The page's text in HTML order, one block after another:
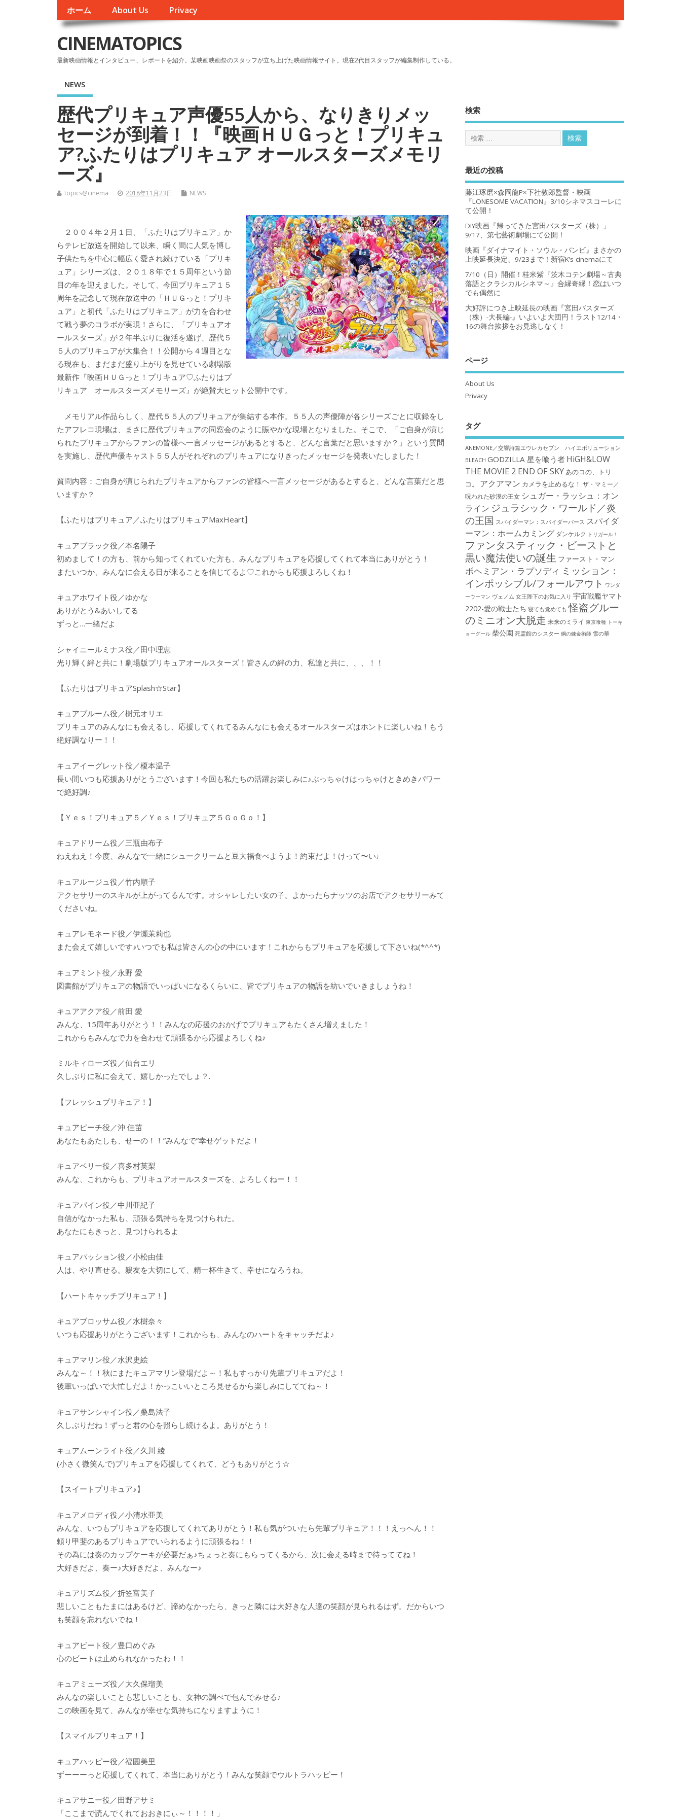
ホーム About Us Privacy
CINEMATOPICS
最新映画情報とインタビュー、レポートを紹介。某映画映画祭のスタッフが立ち上げた映画情報サイト。現在2代目スタッフが編集制作している。
NEWS
歴代プリキュア声優55人から、なりきりメッ
セージが到着！！『映画ＨＵＧっと！プリキュ
ア?ふたりはプリキュア オールスターズメモリ
ーズ』
topics@cinema 2018年11月23日 NEWS
２００４年２月１日、「ふたりはプリキュア」か
らテレビ放送を開始して以来、瞬く間に人気を博し
子供たちを中心に幅広く愛され続けている「プリキ
ュア」シリーズは、２０１８年で１５周年という節
目の年を迎えました。そして、今回プリキュア１５
周年を記念して現在放送中の「ＨＵＧっと！プリキ
ュア」と初代「ふたりはプリキュア」が力を合わせ
て戦う夢のコラボが実現！さらに、「プリキュアオ
ールスターズ」が２年半ぶりに復活を遂げ、歴代５
５人のプリキュアが大集合！！公開から４週目とな
る現在も、まだまだ盛り上がりを見せている劇場版
最新作『映画ＨＵＧっと！プリキュア♡ふたりはプ
リキュア オールスターズメモリーズ』が絶賛大ヒット公開中です。
メモリアル作品らしく、歴代５５人のプリキュアが集結する本作。５５人の声優陣が各シリーズごとに収録をし
たアフレコ現場は、まさに歴代プリキュアの同窓会のように賑やかな現場となりました。そこで、「ご自身が演じ
られたプリキュアからファンの皆様へ一言メッセージがあるとすると、どんな言葉だと思いますか？」という質問
を実施し、歴代声優キャスト５５人がそれぞれのプリキュアになりきったメッセージを発表いたしました！
質問内容：ご自身が演じられたプリキュアからファンの皆様へ一言メッセージがあるとすると、どんな言葉だと思
いますか？
【ふたりはプリキュア／ふたりはプリキュアMaxHeart】
キュアブラック役／本名陽子
初めまして！の方も、前から知ってくれていた方も、みんなプリキュアを応援してくれて本当にありがとう！
またいつか、みんなに会える日が来ることを信じてるよ♡これからも応援よろしくね！
キュアホワイト役／ゆかな
ありがとう&あいしてる
ずっと…一緒だよ
シャイニールミナス役／田中理恵
光り輝く絆と共に！劇場版プリキュアオールスターズ！皆さんの絆の力、私達と共に、、、！！
【ふたりはプリキュアSplash☆Star】
キュアブルーム役／樹元オリエ
プリキュアのみんなにも会えるし、応援してくれてるみんなにも会えるオールスターズはホントに楽しいね！もう
絶好調なりー！！
キュアイーグレット役／榎本温子
長い間いつも応援ありがとうございます！今回も私たちの活躍お楽しみに♪ぶっちゃけはっちゃけときめきパワー
で絶好調♪
【Ｙｅｓ！プリキュア５／Ｙｅｓ！プリキュア５ＧｏＧｏ！】
キュアドリーム役／三瓶由布子
ねえねえ！今度、みんなで一緒にシュークリームと豆大福食べようよ！約束だよ！けって〜い♩
キュアルージュ役／竹内順子
アクセサリーのスキルが上がってるんです。オシャレしたい女の子。よかったらナッツのお店でアクセサリーみて
くださいね。
キュアレモネード役／伊瀬茉莉也
また会えて嬉しいです♪いつでも私は皆さんの心の中にいます！これからもプリキュアを応援して下さいね(*^^*)
キュアミント役／永野 愛
図書館がプリキュアの物語でいっぱいになるくらいに、皆でプリキュアの物語を紡いでいきましょうね！
キュアアクア役／前田 愛
みんな、15周年ありがとう！！みんなの応援のおかげでプリキュアもたくさん増えました！
これからもみんなで力を合わせて頑張るから応援よろしくね♪
ミルキィローズ役／仙台エリ
久しぶりに私に会えて、嬉しかったでしょ？.
【フレッシュプリキュア！】
キュアピーチ役／沖 佳苗
あなたもあたしも、せーの！！”みんなで”幸せゲットだよ！
キュアベリー役／喜多村英梨
みんな、これからも、プリキュアオールスターズを、よろしくねー！！
キュアパイン役／中川亜紀子
自信がなかった私も、頑張る気持ちを見つけられた。
あなたにもきっと、見つけられるよ
キュアパッション役／小松由佳
人は、やり直せる。親友を大切にして、精一杯生きて、幸せになろうね。
【ハートキャッチプリキュア！】
キュアブロッサム役／水樹奈々
いつも応援ありがとうございます！これからも、みんなのハートをキャッチだよ♪
キュアマリン役／水沢史絵
みんな～！！秋にまたキュアマリン登場だよ～！私もすっかり先輩プリキュアだよ！
後輩いっぱいで大忙しだよ！かっこいいところ見せるから楽しみにしててね～！
キュアサンシャイン役／桑島法子
久しぶりだね！ずっと君の心を照らし続けるよ。ありがとう！
キュアムーンライト役／久川 綾
(小さく微笑んで)プリキュアを応援してくれて、どうもありがとう☆
【スイートプリキュア♪】
キュアメロディ役／小清水亜美
みんな、いつもプリキュアを応援してくれてありがとう！私も気がついたら先輩プリキュア！！！えっへん！！
頼り甲斐のあるプリキュアでいられるように頑張るね！！
その為には奏のカップケーキが必要だぁ♪ちょっと奏にもらってくるから、次に会える時まで待っててね！
大好きだよ、奏ー♪大好きだよ、みんなー♪
キュアリズム役／折笠富美子
悲しいこともたまにはあるけど、諦めなかったら、きっと隣には大好きな人達の笑顔が見られるはず。だからいつ
も笑顔を忘れないでね！
キュアビート役／豊口めぐみ
心のビートは止められなかったわ！！
キュアミューズ役／大久保瑠美
みんなの楽しいことも悲しいことも、女神の調べで包んでみせる♪
この映画を見て、みんなが幸せな気持ちになりますように！
【スマイルプリキュア！】
キュアハッピー役／福圓美里
ずーーーっと応援してくれて、本当にありがとう！みんな笑顔でウルトラハッピー！
キュアサニー役／田野アサミ
「ここまで読んでくれておおきにぃ～！！！！」
検索
最近の投稿
藤江琢磨×森岡龍P×下社敦郎監督・映画
『LONESOME VACATION』3/10シネマスコーレに
て公開！
DIY映画『帰ってきた宮田バスターズ（株）」
9/17、第七藝術劇場にて公開！
映画『ダイナマイト・ソウル・バンビ』まさかの
上映延長決定、9/23まで！新宿K’s cinemaにて
7/10（日）開催！桂米紫『茨木コテン劇場～古典
落語とクラシカルシネマ～』合縁奇縁！恋はいつ
でも偶然に
大好評につき上映延長の映画『宮田バスターズ
（株）-大長編-』いよいよ大団円！ラスト12/14・
16の舞台挨拶をお見逃しなく！
ページ
About Us
Privacy
タグ
ANEMONE／交響詩篇エウレカセブン ハイエボリューション
BLEACH GODZILLA 星を喰う者 HiGH&LOW
THE MOVIE 2 END OF SKY あのコの、トリ
コ。
アクアマン カメラを止めるな！ ザ・マミー／
呪われた砂漠の王女 シュガー・ラッシュ：オン
ライン ジュラシック・ワールド／炎
の王国 スパイダーマン：スパイダーバース スパイダ
ーマン：ホームカミング ダンケルク トリガール！
ファンタスティック・ビーストと
黒い魔法使いの誕生 ファースト・マン
ボヘミアン・ラプソディ ミッション：
インポッシブル/フォールアウト ワンダ
ーウーマン ヴェノム 女王陛下のお気に入り 宇宙戦艦ヤマト
2202-愛の戦士たち 寝ても覚めても 怪盗グルー
のミニオン大脱走 未来のミライ 東京喰種 トーキ
ョーグール 柴公園 死霊館のシスター 鋼の錬金術師 雪の華